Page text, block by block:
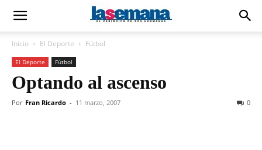
Inicio El Deporte Fútbol
El Deporte Fútbol
Optando al ascenso
Por Fran Ricardo - 11 marzo, 2007 0